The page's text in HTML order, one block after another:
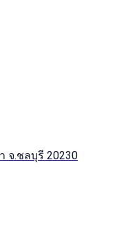
จ.ชลบุรี 20230